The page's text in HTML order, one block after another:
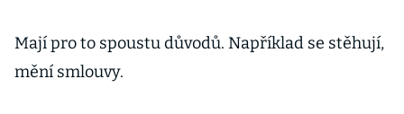
Mají pro to spoustu důvodů. Například se stěhují,
mění smlouvy.